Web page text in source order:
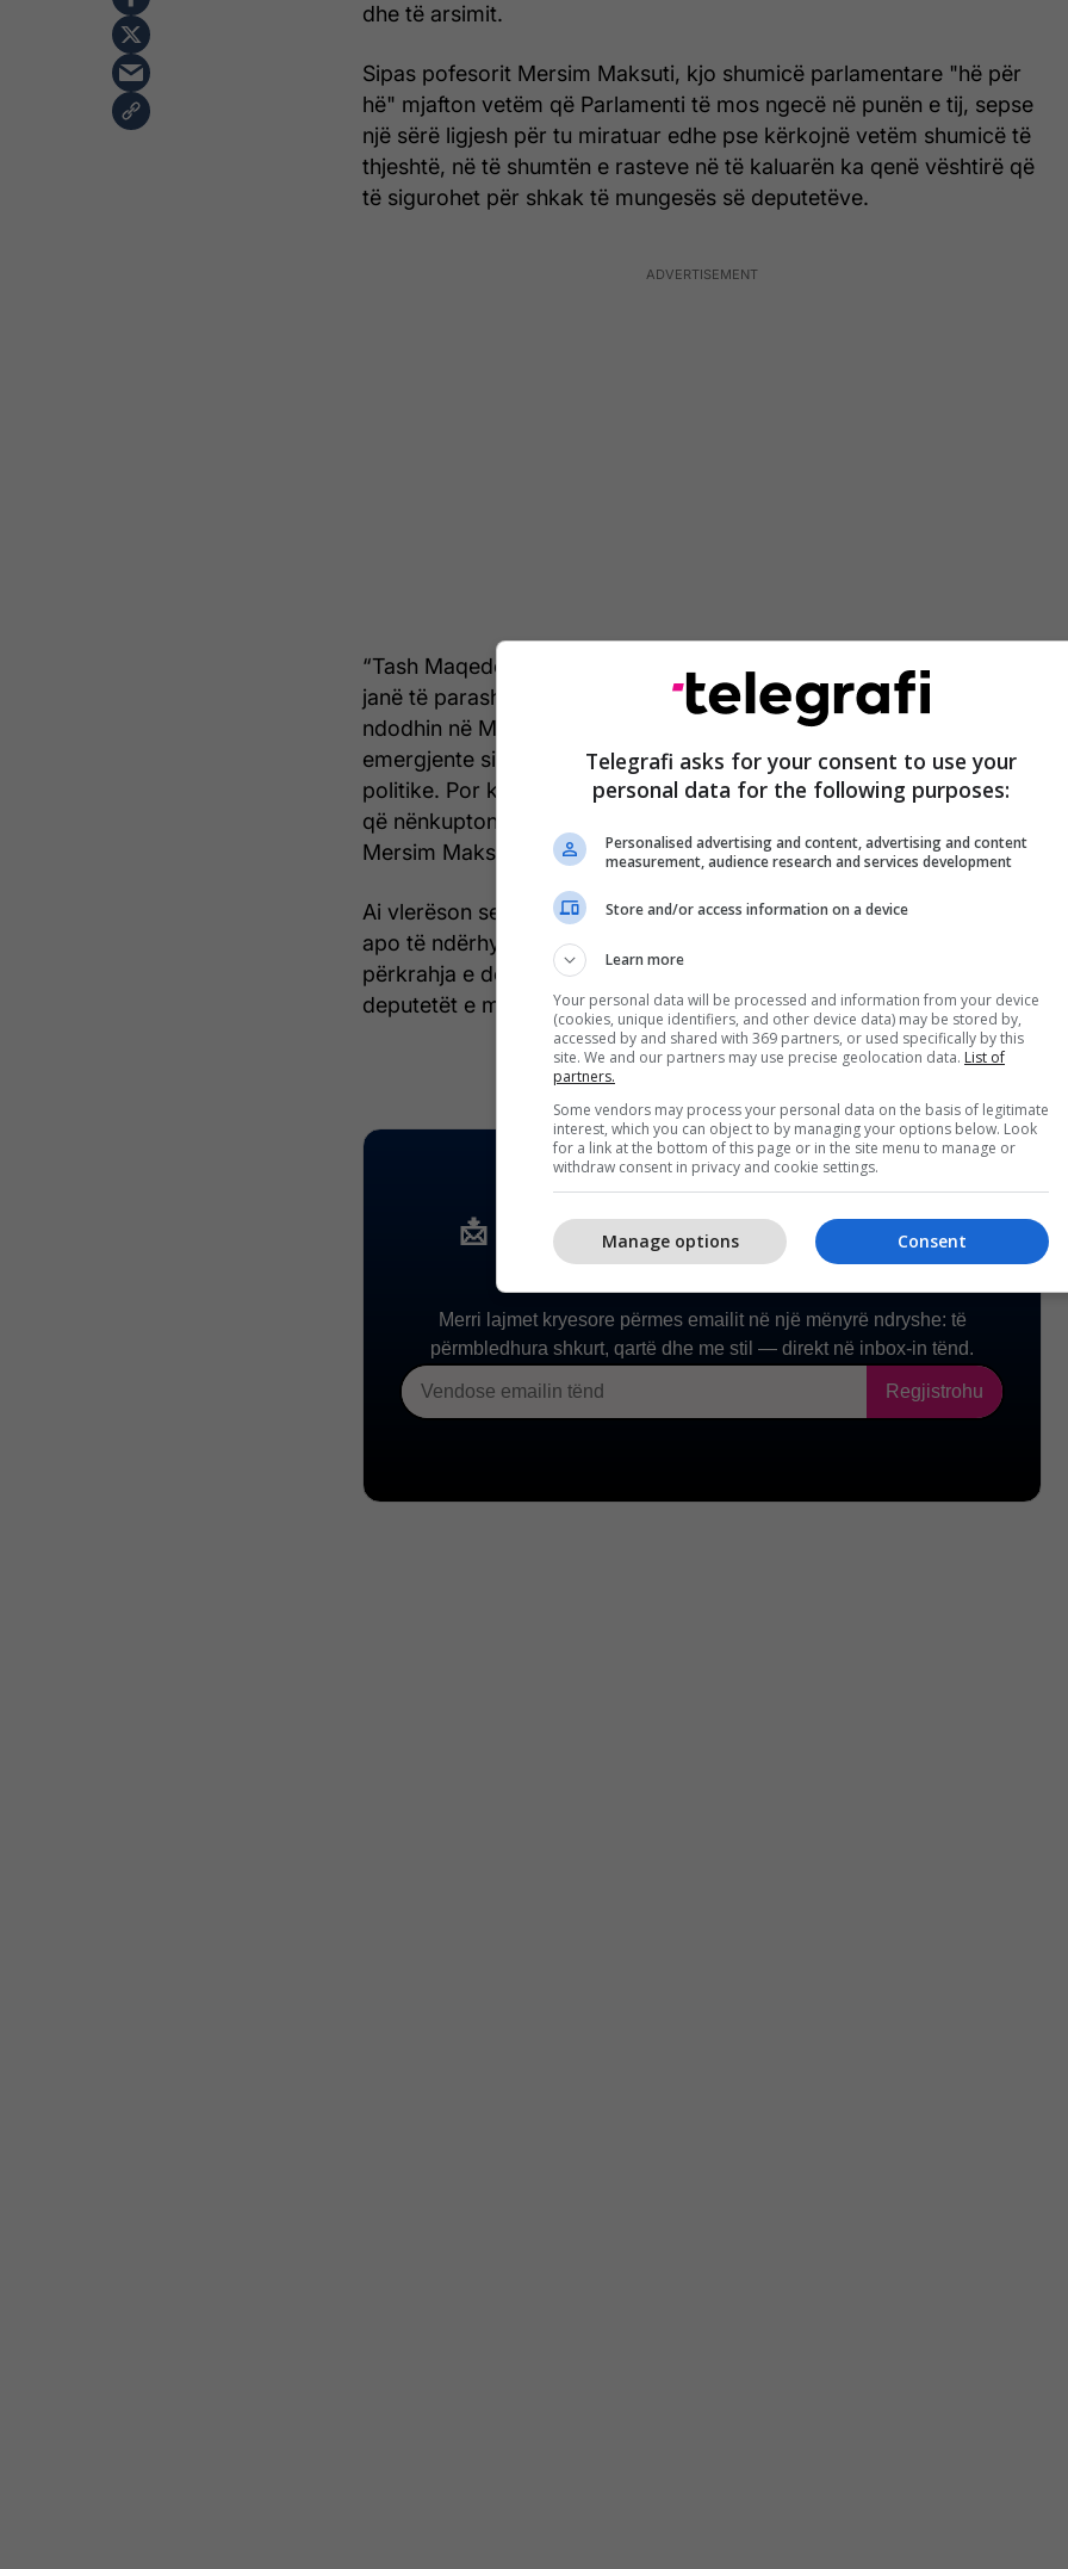
dhe të arsimit.
Sipas pofesorit Mersim Maksuti, kjo shumicë parlamentare "hë për
hë" mjafton vetëm që Parlamenti të mos ngecë në punën e tij, sepse
një sërë ligjesh për tu miratuar edhe pse kërkojnë vetëm shumicë të
thjeshtë, në të shumtën e rasteve në të kaluarën ka qenë vështirë që
të sigurohet për shkak të mungesës së deputetëve.
“Tash Maqedonia gjendet në fazën e nxjerrjeve të Ligjeve të cilat
janë të parashikuara me paketën e reformave të cilat duhet të
ndodhin në Maqedoni, edhe atë në gjitha fushat ku ka qenë
emergjente situata, ku si pasojë ne si vend u futëm në një krizë
politike. Por ka ligje të cilat do të duhen të kalohen me 2/3 e votave,
që nënkupton kyçjen edhe të opozitës”, thotë profesori universitar,
Mersim Maksuti.
Ai vlerëson se komplikime mund të haset gjatë miratimit të ligjeve
apo të ndërhyrjes në Kushtetutë ku nevojiten 81 vota dhe sipas tij
përkrahja e deputetëve të OBRM-PDUKM-së, për t'i siguruar 81
deputetët e mjaftueshëm do të jetë më se e nevojshme.
Telegrafi asks for your consent to use your
personal data for the following purposes:
Personalised advertising and content, advertising and content
measurement, audience research and services development
Store and/or access information on a device
Learn more
Your personal data will be processed and information from your device
(cookies, unique identifiers, and other device data) may be stored by,
accessed by and shared with 369 partners, or used specifically by this
site. We and our partners may use precise geolocation data. List of
partners.
Some vendors may process your personal data on the basis of legitimate
interest, which you can object to by managing your options below. Look
for a link at the bottom of this page or in the site menu to manage or
withdraw consent in privacy and cookie settings.
Consent
Manage options